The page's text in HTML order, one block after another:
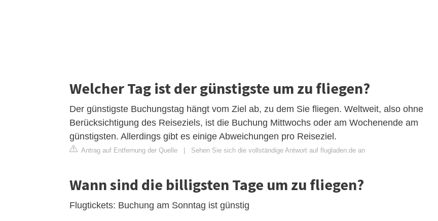
Welcher Tag ist der günstigste um zu fliegen?
Der günstigste Buchungstag hängt vom Ziel ab, zu dem Sie fliegen. Weltweit, also ohne
Berücksichtigung des Reiseziels, ist die Buchung Mittwochs oder am Wochenende am
günstigsten. Allerdings gibt es einige Abweichungen pro Reiseziel.
Antrag auf Entfernung der Quelle Sehen Sie sich die vollständige Antwort auf flugladen.de an
Wann sind die billigsten Tage um zu fliegen?
Flugtickets: Buchung am Sonntag ist günstig